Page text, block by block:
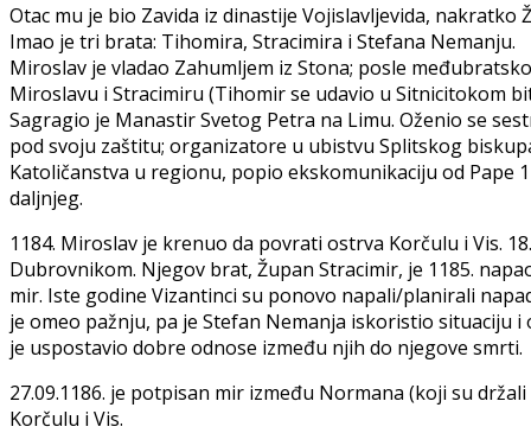
Otac mu je bio Zavida iz dinastije Vojislavljevida, nakratko
Imao je tri brata: Tihomira, Stracimira i Stefana Nemanju.
Miroslav je vladao Zahumljem iz Stona; posle
Miroslavu i Stracimiru (Tihomir se udavio u Sitnicitokom
Sagragio je Manastir Svetog Petra na Limu. Oženio se
pod svoju zaštitu; organizatore u ubistvu Splitskog
Katoličanstva u regionu, popio ekskomunikaciju od Pape
daljnjeg.
1184. Miroslav je krenuo da povrati ostrva Korčulu i Vis.
Dubrovnikom. Njegov brat, Župan Stracimir, je 1185.
mir. Iste godine Vizantinci su ponovo napali/planirali
je omeo pažnju, pa je Stefan Nemanja iskoristio situaciju
je uspostavio dobre odnose između njih do njegove smrti.
27.09.1186. je potpisan mir između Normana (koji su
Korčulu i Vis.